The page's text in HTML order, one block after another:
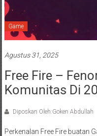
Game
Agustus 31, 2025
Free Fire –
Komunitas Di
Diposkan Oleh:Goken Abdullah
Perkenalan Free Fire buatan